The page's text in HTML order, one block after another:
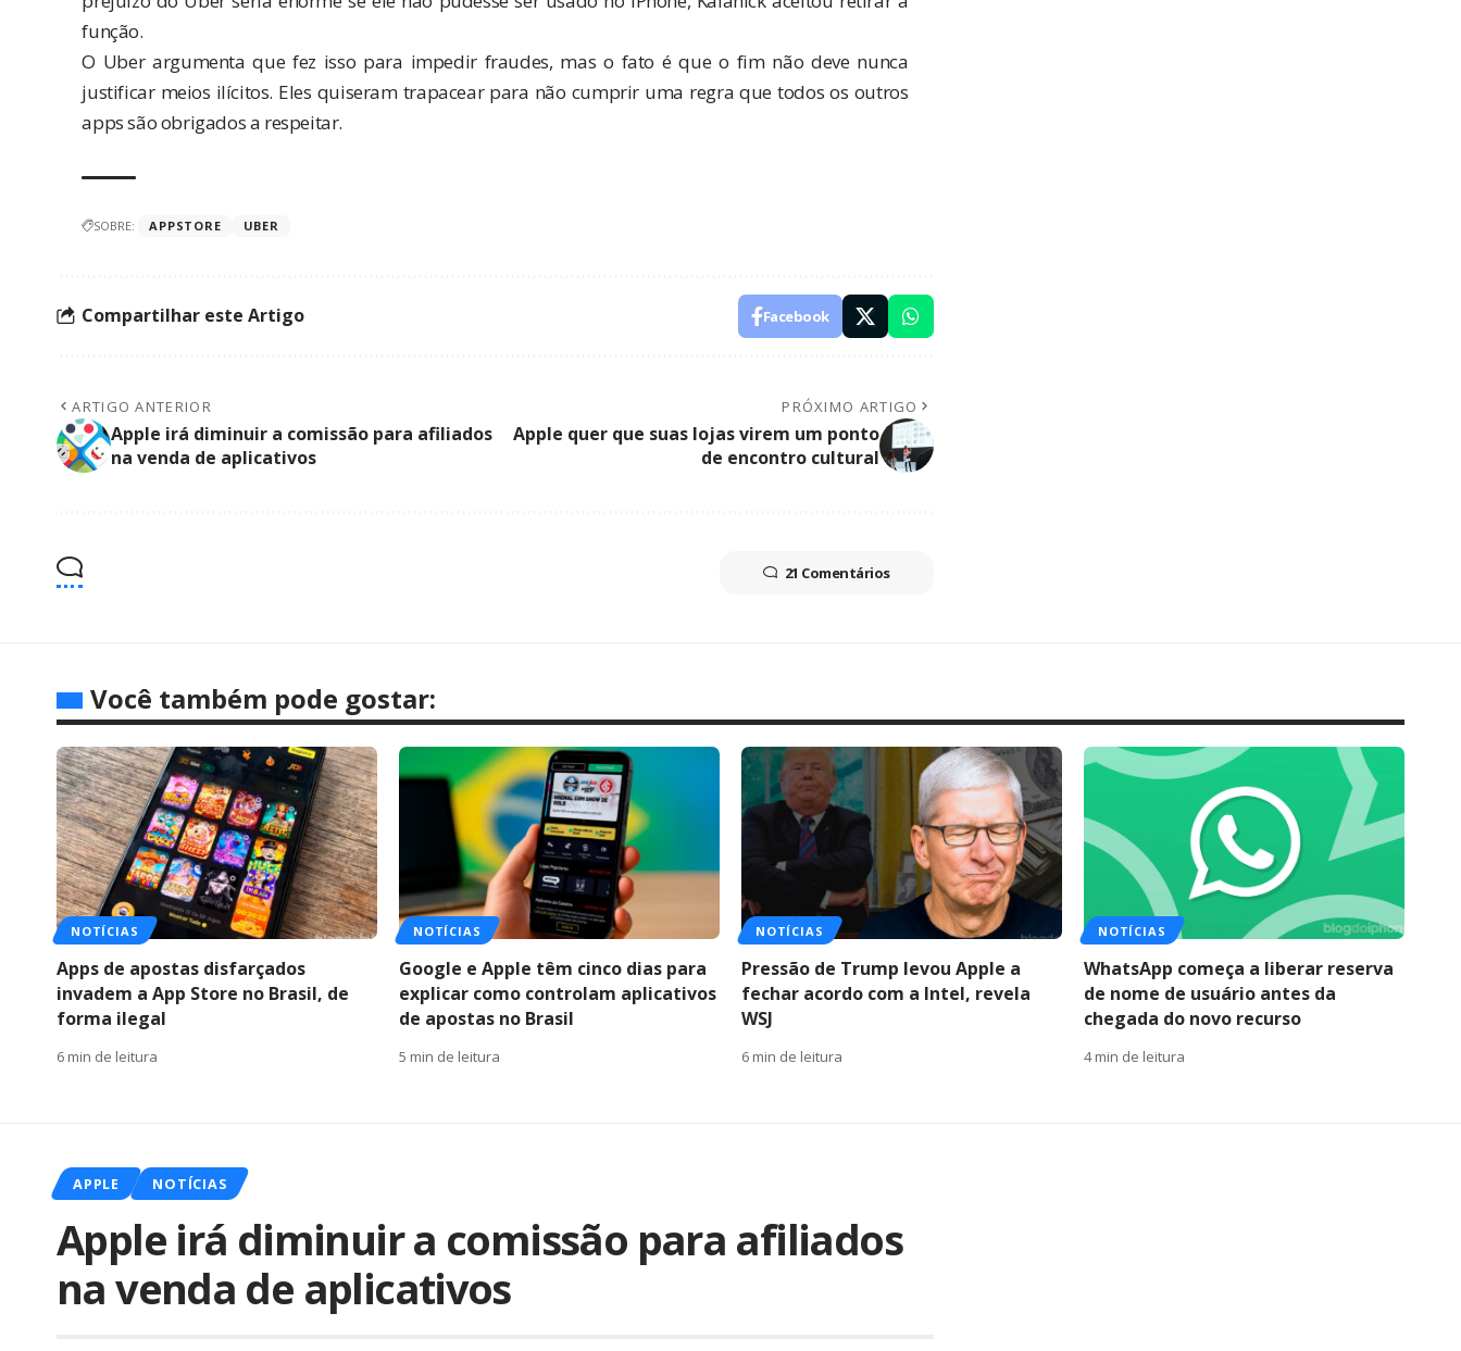
função.
O Uber argumenta que fez isso para impedir fraudes, mas o fato é que o fim não deve nunca
justificar meios ilícitos. Eles quiseram trapacear para não cumprir uma regra que todos os outros
apps são obrigados a respeitar.
SOBRE: APPSTORE UBER
Compartilhar este Artigo Facebook
ARTIGO ANTERIOR
Apple irá diminuir a comissão para afiliados
na venda de aplicativos
PRÓXIMO ARTIGO
Apple quer que suas lojas virem um ponto
de encontro cultural
21 Comentários
Você também pode gostar:
NOTÍCIAS
Apps de apostas disfarçados
invadem a App Store no Brasil, de
forma ilegal
6 min de leitura
NOTÍCIAS
Google e Apple têm cinco dias para
explicar como controlam aplicativos
de apostas no Brasil
5 min de leitura
NOTÍCIAS
Pressão de Trump levou Apple a
fechar acordo com a Intel, revela
WSJ
6 min de leitura
NOTÍCIAS
WhatsApp começa a liberar reserva
de nome de usuário antes da
chegada do novo recurso
4 min de leitura
APPLE NOTÍCIAS
Apple irá diminuir a comissão para afiliados
na venda de aplicativos